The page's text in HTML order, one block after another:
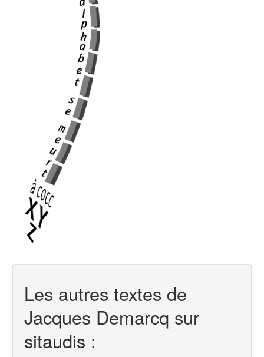
Les autres textes de
Jacques Demarcq sur
sitaudis :